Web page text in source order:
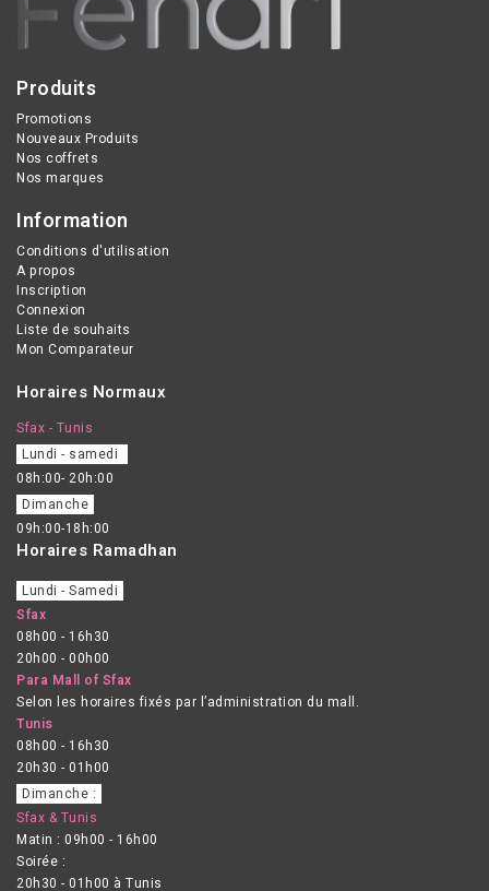
Produits
Promotions
Nouveaux Produits
Nos coffrets
Nos marques
Information
Conditions d'utilisation
A propos
Inscription
Connexion
Liste de souhaits
Mon Comparateur
Horaires Normaux
Sfax - Tunis
Lundi - samedi
08h:00- 20h:00
Dimanche
09h:00-18h:00
Horaires Ramadhan
Lundi - Samedi
Sfax
08h00 - 16h30
20h00 - 00h00
Para Mall of Sfax
Selon les horaires fixés par l’administration du mall.
Tunis
08h00 - 16h30
20h30 - 01h00
Dimanche :
Sfax & Tunis
Matin : 09h00 - 16h00
Soirée :
20h30 - 01h00 à Tunis